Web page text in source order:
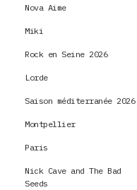
Nova Aime
Miki
Rock en Seine 2026
Lorde
Saison méditerranée 2026
Montpellier
Paris
Nick Cave and The Bad
Seeds